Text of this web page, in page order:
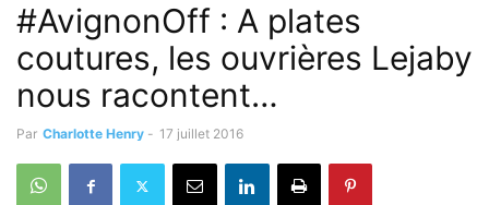
#AvignonOff : A plates
coutures, les ouvrières Lejaby
nous racontent…
Par Charlotte Henry - 17 juillet 2016